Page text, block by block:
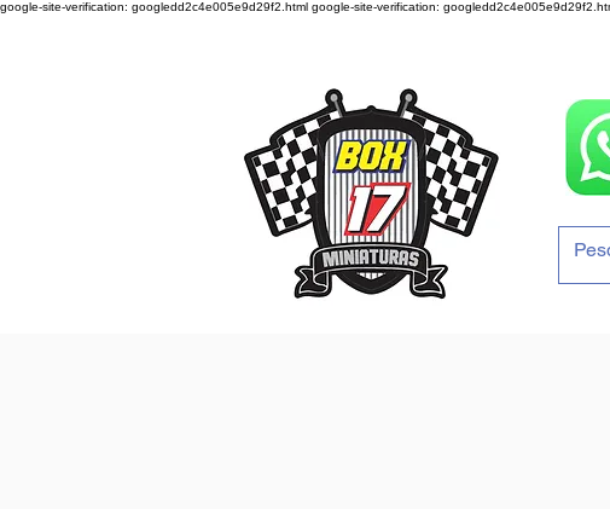
google-site-verification: googledd2c4e005e9d29f2.html google-site-verification: